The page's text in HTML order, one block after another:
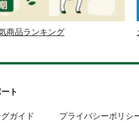
商品ランキング
ト
ガイド
プライバシーポリシ